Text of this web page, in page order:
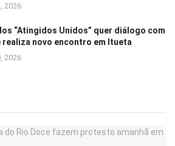
2026
“Atingidos Unidos” quer diálogo com
realiza novo encontro em Itueta
2026